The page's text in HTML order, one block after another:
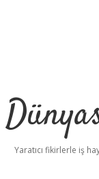
Yaratıcı fikirlerle iş